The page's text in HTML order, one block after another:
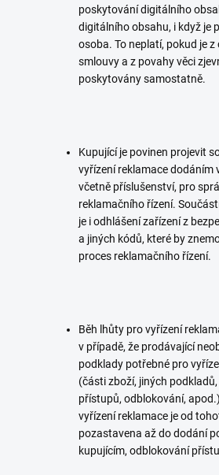
poskytování digitálního
digitálního obsahu, i když je
osoba. To neplatí, pokud je
smlouvy a z povahy věci
poskytovány samostatně.
Kupující je povinen projevit
vyřízení reklamace dodáním
včetně příslušenství, pro
reklamačního řízení.
je i odhlášení zařízení z
a jiných kódů, které by
proces reklamačního řízení.
Běh lhůty pro vyřízení
v případě, že prodávající
podklady potřebné pro
(části zboží, jiných
přístupů, odblokování,
vyřízení reklamace je od
pozastavena až do dodání
kupujícím, odblokování